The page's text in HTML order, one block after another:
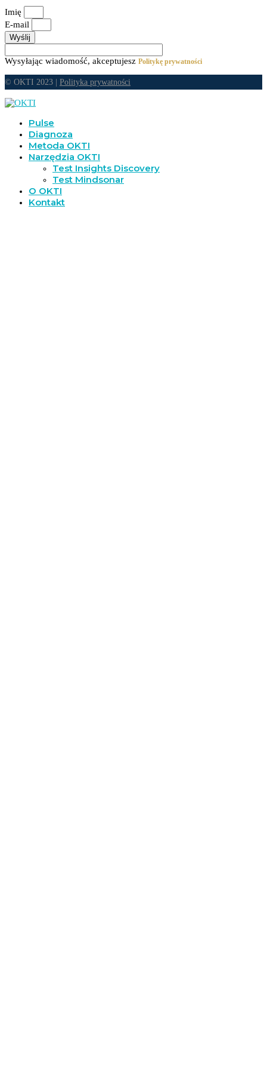
Imię
E-mail
Wyślij
Wysyłając wiadomość, akceptujesz Politykę prywatności
© OKTI 2023 | Polityka prywatności
Pulse
Diagnoza
Metoda OKTI
Narzędzia OKTI
Test Insights Discovery
Test Mindsonar
O OKTI
Kontakt